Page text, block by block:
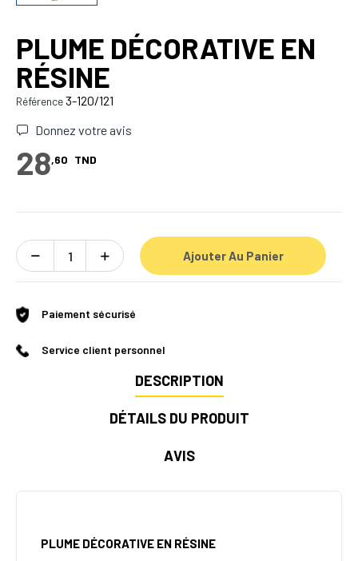
PLUME DÉCORATIVE EN
RÉSINE
Référence3-120/121
Donnez votre avis
28,60 TND
Ajouter Au Panier
Paiement sécurisé
Service client personnel
DESCRIPTION
DÉTAILS DU PRODUIT
AVIS
PLUME DÉCORATIVE EN RÉSINE